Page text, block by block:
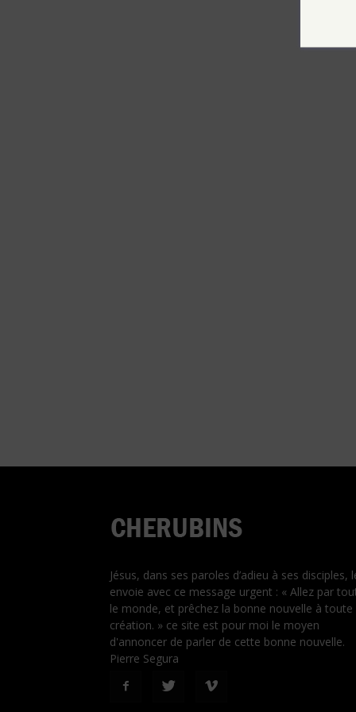
Jésus, dans ses paroles d’adieu à ses disciples,
envoie avec ce message urgent : « Allez par
le monde, et prêchez la bonne nouvelle à toute
création. » ce site est pour moi le moyen
d'annoncer de parler de cette bonne nouvelle.
Pierre Segura